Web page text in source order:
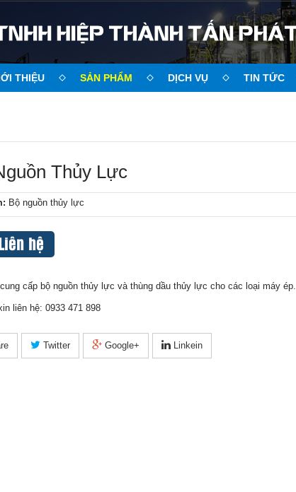
THIỆU SẢN PHẨM DỊCH VỤ TIN TỨC
Thủy Lực
Bộ nguồn thủy lực
Liên hệ
cấp bộ nguồn thủy lực và thùng dầu thủy lực cho các loại máy ép.
liên hệ: 0933 471 898
Twitter Google+ Linkein